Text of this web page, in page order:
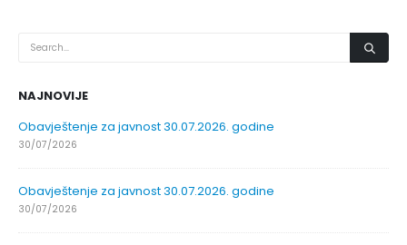
NAJNOVIJE
Obavještenje za javnost 30.07.2026. godine
30/07/2026
Obavještenje za javnost 30.07.2026. godine
30/07/2026